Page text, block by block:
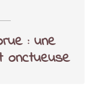
: une
onctueuse